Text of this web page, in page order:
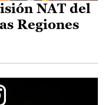
NAT del
Regiones